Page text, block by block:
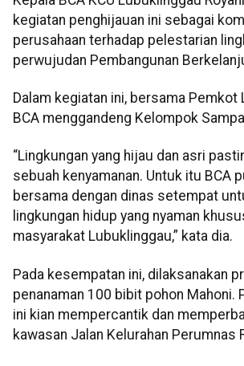
kegiatan penghijauan ini sebagai
perusahaan terhadap pelestarian
perwujudan Pembangunan
Dalam kegiatan ini, bersama Pemkot
BCA menggandeng Kelompok
“Lingkungan yang hijau dan asri
sebuah kenyamanan. Untuk itu BCA
bersama dengan dinas setempat
lingkungan hidup yang nyaman
masyarakat Lubuklinggau,” kata dia.
Pada kesempatan ini, dilaksanakan
penanaman 100 bibit pohon Mahoni.
ini kian mempercantik dan
kawasan Jalan Kelurahan Perumnas